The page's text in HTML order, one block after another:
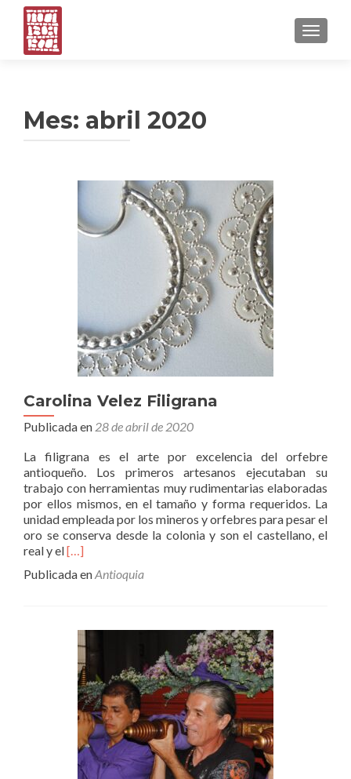
Mes: abril 2020
Carolina Velez Filigrana
Publicada en 28 de abril de 2020
La filigrana es el arte por excelencia del orfebre
antioqueño. Los primeros artesanos ejecutaban su
trabajo con herramientas muy rudimentarias elaboradas
por ellos mismos, en el tamaño y forma requeridos. La
unidad empleada por los mineros y orfebres para pesar el
oro se conserva desde la colonia y son el castellano, el
real y elLeer
Velez
[…]
Publicada enAntioquia